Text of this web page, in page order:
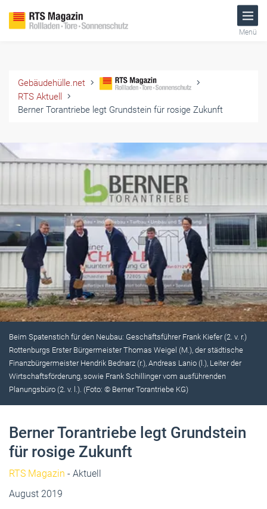
Menü
Gebäudehülle.net
RTS Aktuell
Berner Torantriebe legt Grundstein für rosige Zukunft
Beim Spatenstich für den Neubau: Geschäftsführer Frank Kiefer (2. v. r.)
Rottenburgs Erster Bürgermeister Thomas Weigel (M.), der städtische
Finanzbürgermeister Hendrik Bednarz (r.), Andreas Lanio (l.), Leiter der
Wirtschaftsförderung, sowie Frank Schillinger vom ausführenden
Planungsbüro (2. v. l.). (Foto: © Berner Torantriebe KG)
Berner Torantriebe legt Grundstein
für rosige Zukunft
RTS Magazin - Aktuell
August 2019